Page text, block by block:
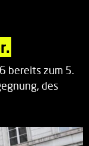
bereits zum 5.
des